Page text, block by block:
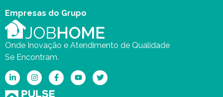
Empresas do Grupo
Onde Inovação e Atendimento de Qualidade
Se Encontram.